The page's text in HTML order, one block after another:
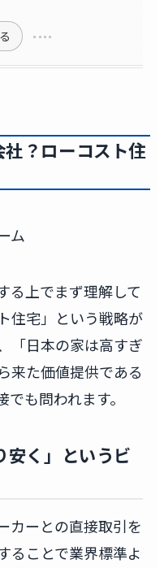
？ローコスト住
る上でまず理解して
住宅」という戦略が
「日本の家は高すぎ
来た価値提供である
も問われます。
安く」というビ
カーとの直接取引を
ることで業界標準よ